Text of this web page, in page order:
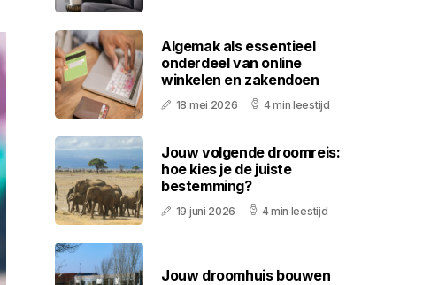
Algemak als essentieel
onderdeel van online
winkelen en zakendoen
18 mei 2026 4 min leestijd
Jouw volgende droomreis:
hoe kies je de juiste
bestemming?
19 juni 2026 4 min leestijd
Jouw droomhuis bouwen